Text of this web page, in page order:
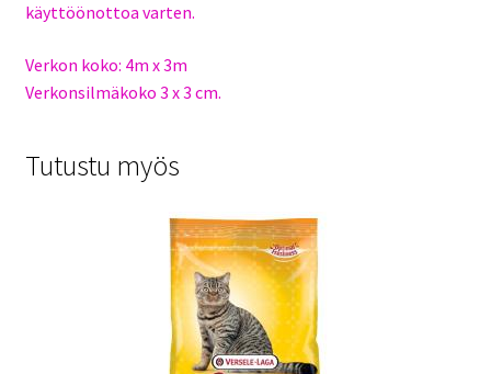
käyttöönottoa varten.
Verkon koko: 4m x 3m
Verkonsilmäkoko 3 x 3 cm.
Tutustu myös